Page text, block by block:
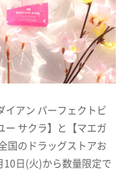
イアン パーフェクトビ
ー サクラ】と【マエガ
国のドラッグストアお
日(火)から数量限定で